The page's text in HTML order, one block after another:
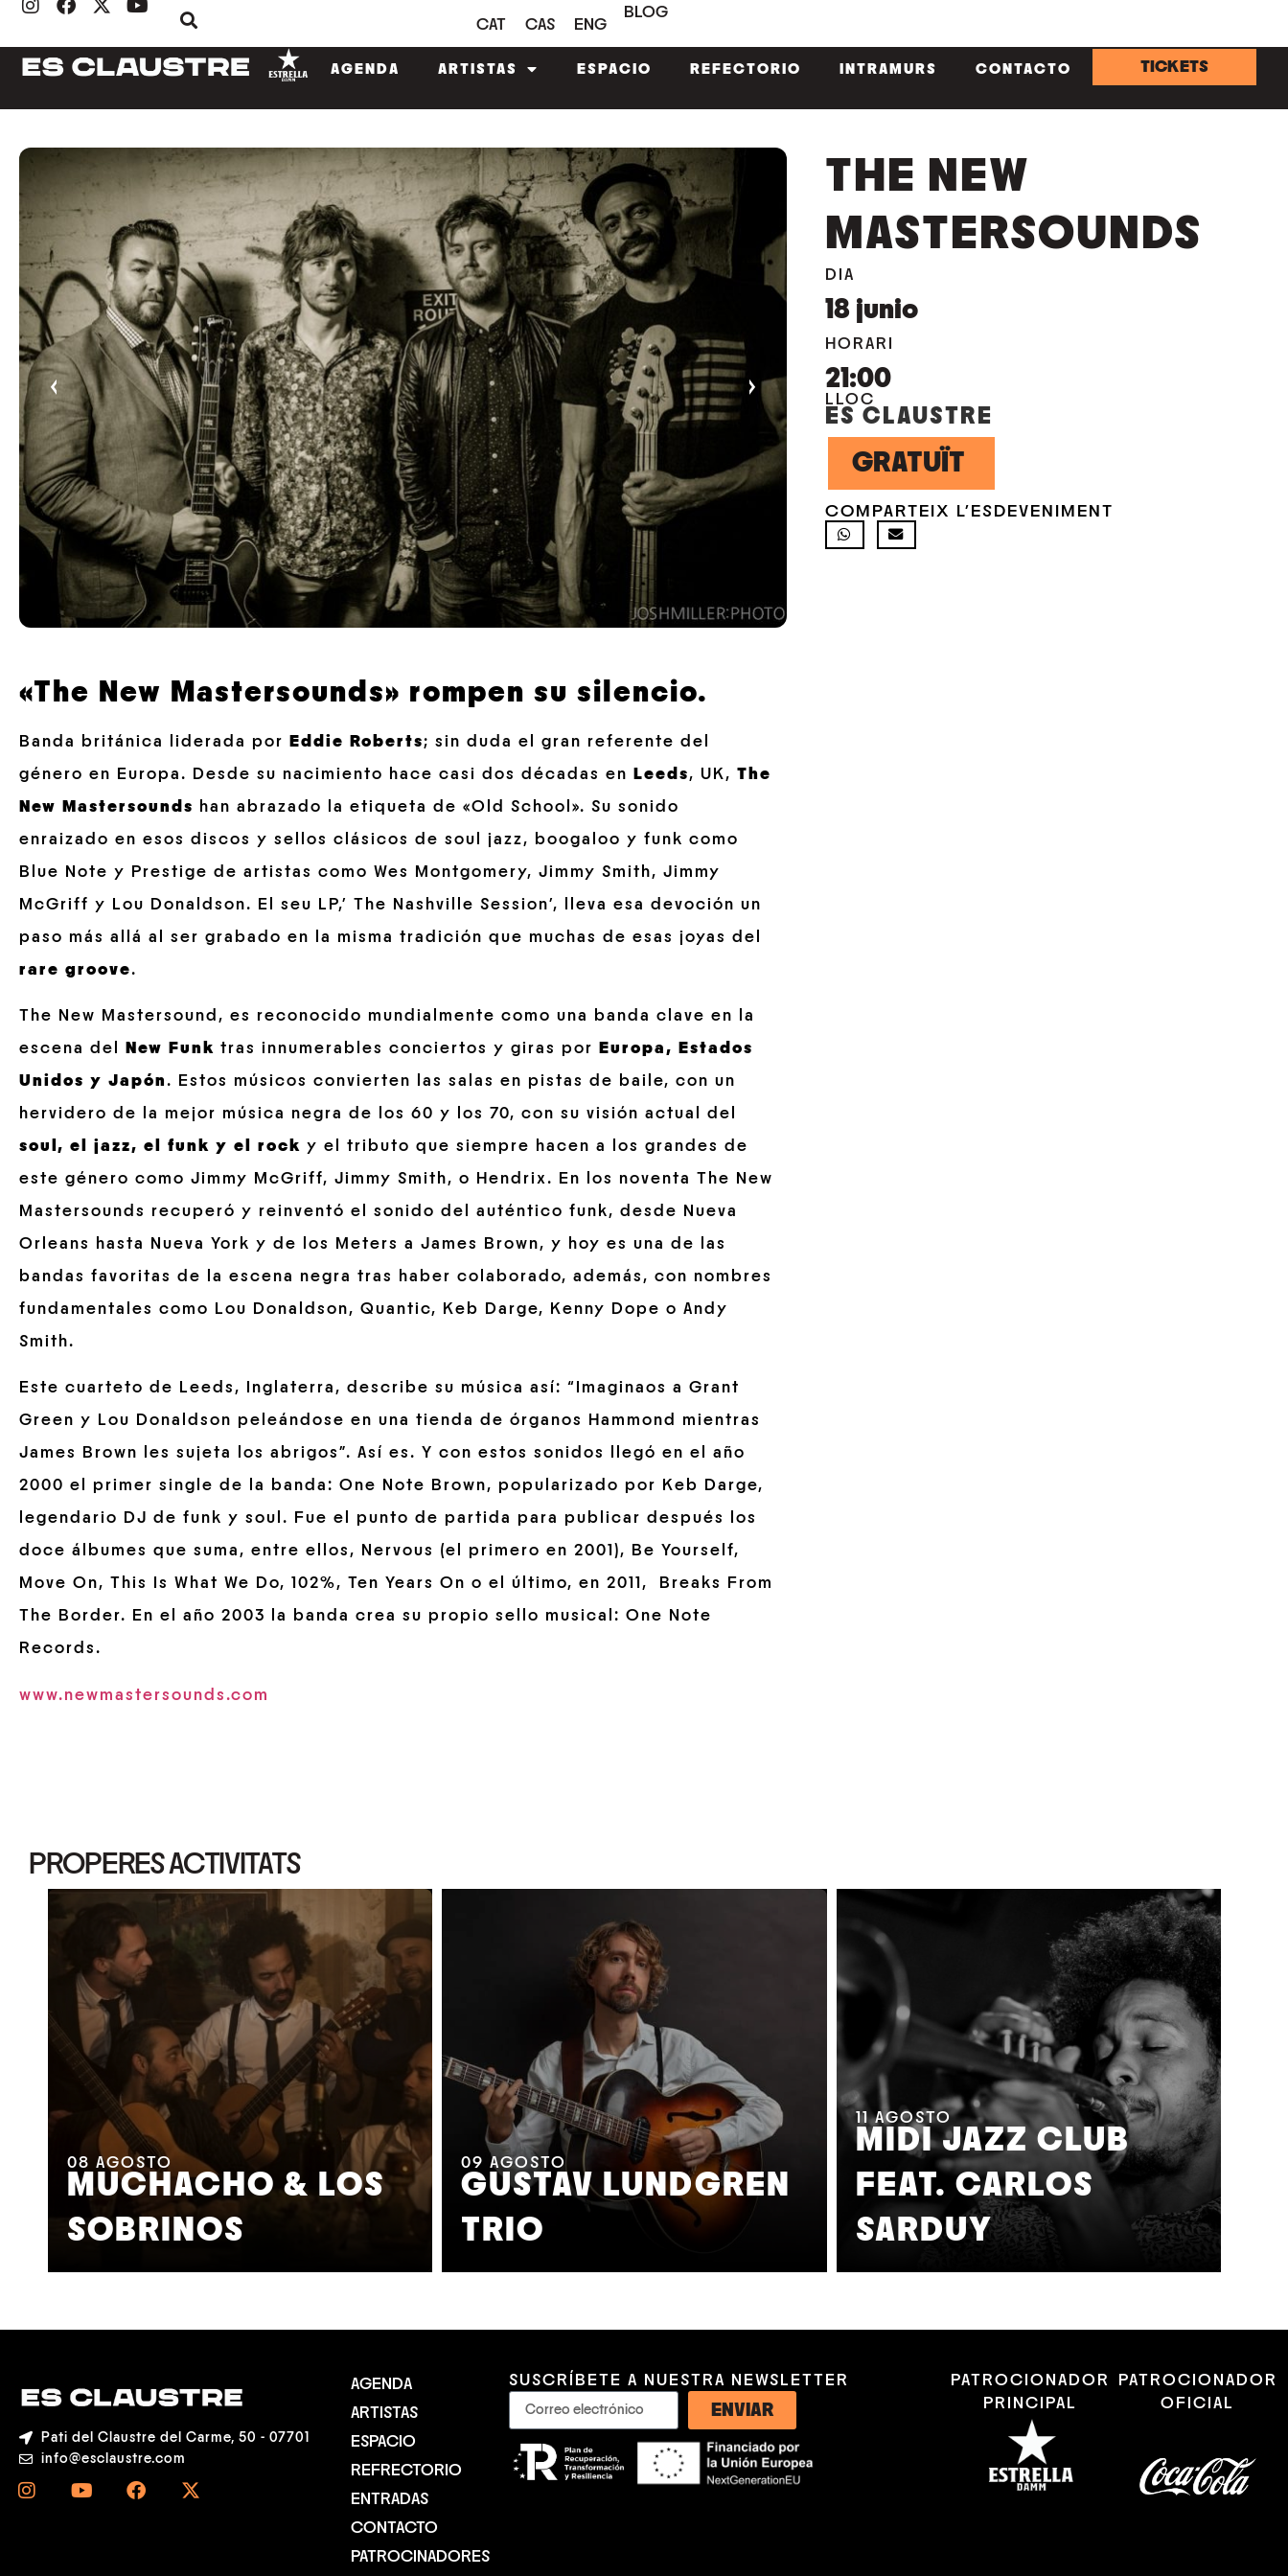
CAT CAS ENG
BLOG
AGENDA ARTISTAS ESPACIO REFECTORIO INTRAMURS CONTACTO TICKETS
‹ ›
THE NEW
MASTERSOUNDS
DIA
18 junio
HORARI
21:00
LLOC
ES CLAUSTRE
GRATUÏT
COMPARTEIX L'ESDEVENIMENT
«The New Mastersounds» rompen su silencio.
Banda británica liderada por Eddie Roberts; sin duda el gran referente del
género en Europa. Desde su nacimiento hace casi dos décadas en
Leeds, UK, The
New Mastersounds
han abrazado la etiqueta de «Old School». Su sonido
enraizado en esos discos y sellos clásicos de soul jazz, boogaloo y funk como
Blue Note y Prestige de artistas como Wes Montgomery, Jimmy Smith, Jimmy
McGriff y Lou Donaldson. El seu LP,’ The Nashville Session’, lleva esa devoción un
paso más allá al ser grabado en la misma tradición que muchas de esas joyas del
rare groove.
The New Mastersound, es reconocido mundialmente como una banda clave en la
escena del
New Funk tras innumerables conciertos y giras por
Europa, Estados
Unidos y Japón. Estos músicos convierten las salas en pistas de baile, con un
hervidero de la mejor música negra de los 60 y los 70, con su visión actual del
soul, el jazz, el funk y el rock y el tributo que siempre hacen a los grandes de
este género como Jimmy McGriff, Jimmy Smith, o Hendrix. En los noventa The New
Mastersounds recuperó y reinventó el sonido del auténtico funk, desde Nueva
Orleans hasta Nueva York y de los Meters a James Brown, y hoy es una de las
bandas favoritas de la escena negra tras haber colaborado, además, con nombres
fundamentales como Lou Donaldson, Quantic, Keb Darge, Kenny Dope o Andy
Smith.
Este cuarteto de Leeds, Inglaterra, describe su música así: “Imaginaos a Grant
Green y Lou Donaldson peleándose en una tienda de órganos Hammond mientras
James Brown les sujeta los abrigos”. Así es. Y con estos sonidos llegó en el año
2000 el primer single de la banda: One Note Brown, popularizado por Keb Darge,
legendario DJ de funk y soul. Fue el punto de partida para publicar después los
doce álbumes que suma, entre ellos, Nervous (el primero en 2001), Be Yourself,
Move On, This Is What We Do, 102%, Ten Years On o el último, en 2011, Breaks From
The Border. En el año 2003 la banda crea su propio sello musical: One Note
Records.
www.newmastersounds.com
PROPERES ACTIVITATS
08 AGOSTO
MUCHACHO & LOS
SOBRINOS
09 AGOSTO
GUSTAV LUNDGREN
TRIO
11 AGOSTO
MIDI JAZZ CLUB
FEAT. CARLOS
SARDUY
Pati del Claustre del Carme, 50 - 07701
info@esclaustre.com
AGENDA
ARTISTAS
ESPACIO
REFRECTORIO
ENTRADAS
CONTACTO
PATROCINADORES
SUSCRÍBETE A NUESTRA NEWSLETTER
ENVIAR
PATROCIONADOR
PRINCIPAL
PATROCIONADOR
OFICIAL